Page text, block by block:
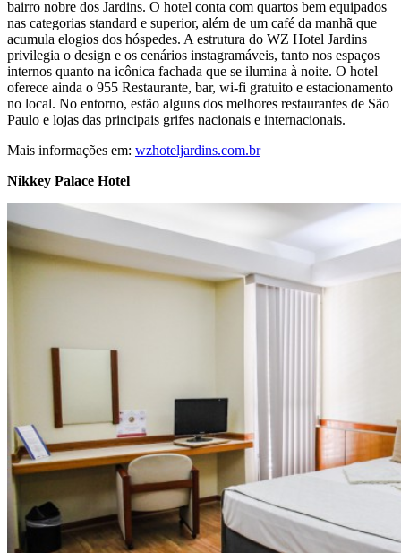
bairro nobre dos Jardins. O hotel conta com quartos bem equipados
nas categorias standard e superior, além de um café da manhã que
acumula elogios dos hóspedes. A estrutura do WZ Hotel Jardins
privilegia o design e os cenários instagramáveis, tanto nos espaços
internos quanto na icônica fachada que se ilumina à noite. O hotel
oferece ainda o 955 Restaurante, bar, wi-fi gratuito e estacionamento
no local. No entorno, estão alguns dos melhores restaurantes de São
Paulo e lojas das principais grifes nacionais e internacionais.
Mais informações em: wzhoteljardins.com.br
Nikkey Palace Hotel